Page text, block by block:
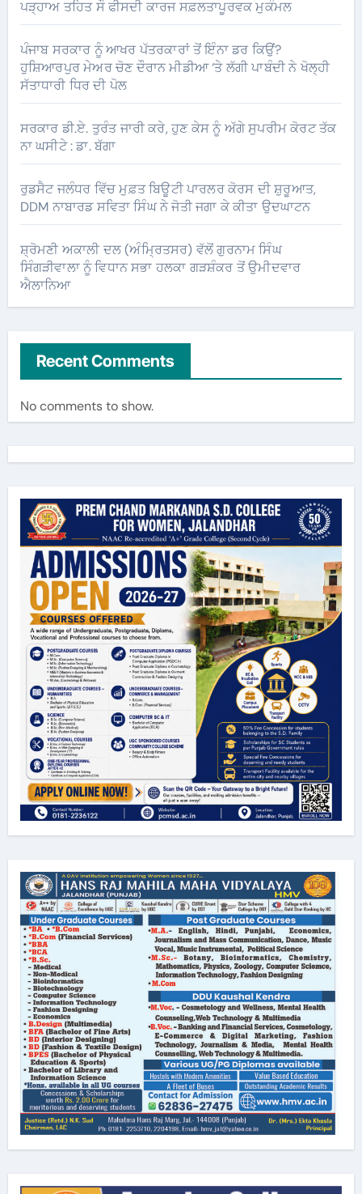
ਪੜ੍ਹਾਅ ਤਹਿਤ ਸੌ ਫੀਸਦੀ ਕਾਰਜ ਸਫ਼ਲਤਾਪੂਰਵਕ ਮੁਕੰਮਲ
ਪੰਜਾਬ ਸਰਕਾਰ ਨੂੰ ਆਖਰ ਪੱਤਰਕਾਰਾਂ ਤੋਂ ਇੰਨਾ ਡਰ ਕਿਉਂ?
ਹੁਸ਼ਿਆਰਪੁਰ ਮੇਅਰ ਚੋਣ ਦੌਰਾਨ ਮੀਡੀਆ ‘ਤੇ ਲੱਗੀ ਪਾਬੰਦੀ ਨੇ ਖੋਲ੍ਹੀ
ਸੱਤਾਧਾਰੀ ਧਿਰ ਦੀ ਪੋਲ
ਸਰਕਾਰ ਡੀ.ਏ. ਤੁਰੰਤ ਜਾਰੀ ਕਰੇ, ਹੁਣ ਕੇਸ ਨੂੰ ਅੱਗੇ ਸੁਪਰੀਮ ਕੋਰਟ ਤੱਕ
ਨਾ ਘਸੀਟੇ : ਡਾ. ਬੱਗਾ
ਰੁਡਸੈਟ ਜਲੰਧਰ ਵਿੱਚ ਮੁਫ਼ਤ ਬਿਊਟੀ ਪਾਰਲਰ ਕੋਰਸ ਦੀ ਸ਼ੁਰੂਆਤ,
DDM ਨਾਬਾਰਡ ਸਵਿਤਾ ਸਿੰਘ ਨੇ ਜੋਤੀ ਜਗਾ ਕੇ ਕੀਤਾ ਉਦਘਾਟਨ
ਸ਼੍ਰੋਮਣੀ ਅਕਾਲੀ ਦਲ (ਅੰਮ੍ਰਿਤਸਰ) ਵੱਲੋਂ ਗੁਰਨਾਮ ਸਿੰਘ
ਸਿੰਗੜੀਵਾਲਾ ਨੂੰ ਵਿਧਾਨ ਸਭਾ ਹਲਕਾ ਗੜਸ਼ੰਕਰ ਤੋਂ ਉਮੀਦਵਾਰ
ਐਲਾਨਿਆ
Recent Comments
No comments to show.